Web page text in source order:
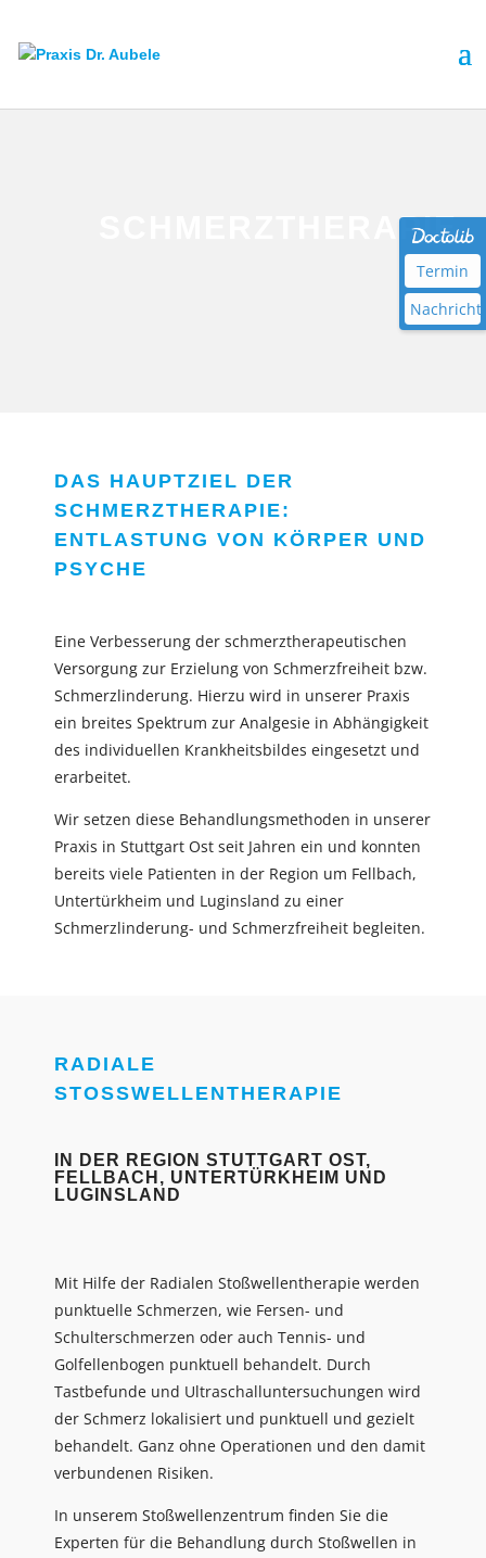
Termin
Nachricht
SCHMERZTHERAPIE
DAS HAUPTZIEL DER
SCHMERZTHERAPIE:
ENTLASTUNG VON KÖRPER UND
PSYCHE
Eine Verbesserung der schmerztherapeutischen
Versorgung zur Erzielung von Schmerzfreiheit bzw.
Schmerzlinderung. Hierzu wird in unserer Praxis
ein breites Spektrum zur Analgesie in Abhängigkeit
des individuellen Krankheitsbildes eingesetzt und
erarbeitet.
Wir setzen diese Behandlungsmethoden in unserer
Praxis in Stuttgart Ost seit Jahren ein und konnten
bereits viele Patienten in der Region um Fellbach,
Untertürkheim und Luginsland zu einer
Schmerzlinderung- und Schmerzfreiheit begleiten.
RADIALE
STOSSWELLENTHERAPIE
IN DER REGION STUTTGART OST,
FELLBACH, UNTERTÜRKHEIM UND
LUGINSLAND
Mit Hilfe der Radialen Stoßwellentherapie werden
punktuelle Schmerzen, wie Fersen- und
Schulterschmerzen oder auch Tennis- und
Golfellenbogen punktuell behandelt. Durch
Tastbefunde und Ultraschalluntersuchungen wird
der Schmerz lokalisiert und punktuell und gezielt
behandelt. Ganz ohne Operationen und den damit
verbundenen Risiken.
In unserem Stoßwellenzentrum finden Sie die
Experten für die Behandlung durch Stoßwellen in